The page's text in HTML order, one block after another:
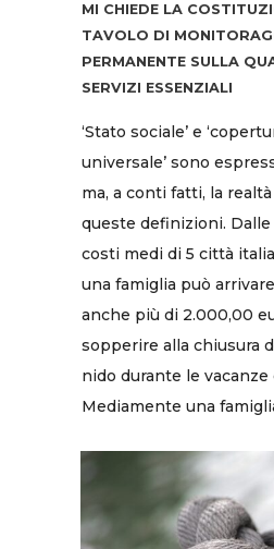
MI CHIEDE LA
TAVOLO DI
PERMANENTE SULLA
SERVIZI ESSENZIALI
‘Stato sociale’ e
universale’ sono
ma, a conti fatti, la
queste definizioni.
costi medi di 5 città
una famiglia può
anche più di 2.000,00
sopperire alla chiusura
nido durante le vacanze
Mediamente una